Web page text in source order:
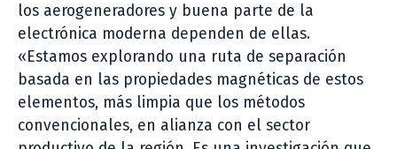
los aerogeneradores y buena parte de la
electrónica moderna dependen de ellas.
«Estamos explorando una ruta de separación
basada en las propiedades magnéticas de estos
elementos, más limpia que los métodos
convencionales, en alianza con el sector